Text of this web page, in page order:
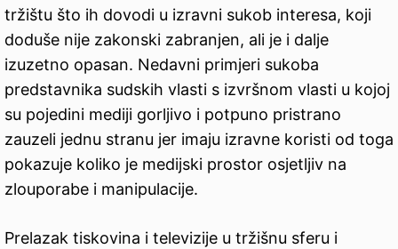
tržištu što ih dovodi u izravni sukob interesa, koji
doduše nije zakonski zabranjen, ali je i dalje
izuzetno opasan. Nedavni primjeri sukoba
predstavnika sudskih vlasti s izvršnom vlasti u kojoj
su pojedini mediji gorljivo i potpuno pristrano
zauzeli jednu stranu jer imaju izravne koristi od toga
pokazuje koliko je medijski prostor osjetljiv na
zlouporabe i manipulacije.
Prelazak tiskovina i televizije u tržišnu sferu i